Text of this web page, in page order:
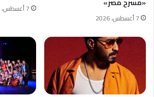
«مسرح مصر»
7 أغسطس، 2026
7 أغسطس، 2026